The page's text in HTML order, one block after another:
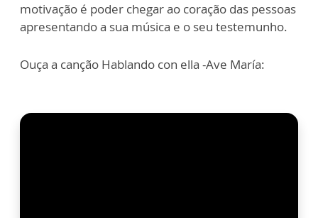
motivação é poder chegar ao coração das pessoas
apresentando a sua música e o seu testemunho.
Ouça a canção Hablando con ella -Ave María: